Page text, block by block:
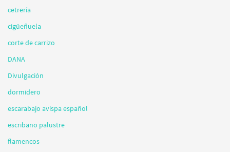
cetrería
cigüeñuela
corte de carrizo
DANA
Divulgación
dormidero
escarabajo avispa español
escribano palustre
flamencos